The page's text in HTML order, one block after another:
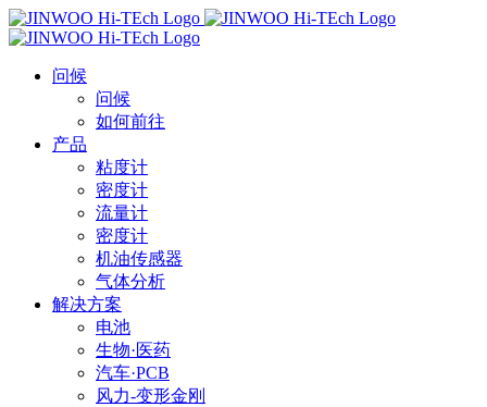
Skip
to
问候
问候
如何前往
产品
粘度计
密度计
流量计
密度计
机油传感器
气体分析
解决方案
电池
生物·医药
汽车·PCB
风力-变形金刚